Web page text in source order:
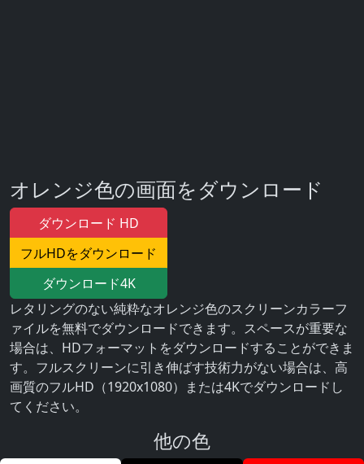
オレンジ色の画面をダウンロード
ダウンロード HD
フルHDをダウンロード
ダウンロード4K
レタリングのない純粋なオレンジ色のスクリーンカラーフ
ァイルを無料でダウンロードできます。スペースが重要な
場合は、HDフォーマットをダウンロードすることができま
す。フルスクリーンに引き伸ばす技術力がない場合は、高
画質のフルHD（1920x1080）または4Kでダウンロードし
てください。
他の色